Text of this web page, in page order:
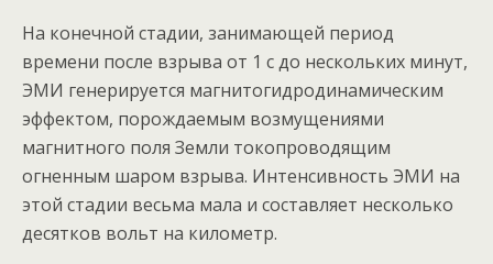
На конечной стадии, занимающей период
времени после взрыва от 1 с до нескольких минут,
ЭМИ генерируется магнитогидродинамическим
эффектом, порождаемым возмущениями
магнитного поля Земли токопроводящим
огненным шаром взрыва. Интенсивность ЭМИ на
этой стадии весьма мала и составляет несколько
десятков вольт на километр.